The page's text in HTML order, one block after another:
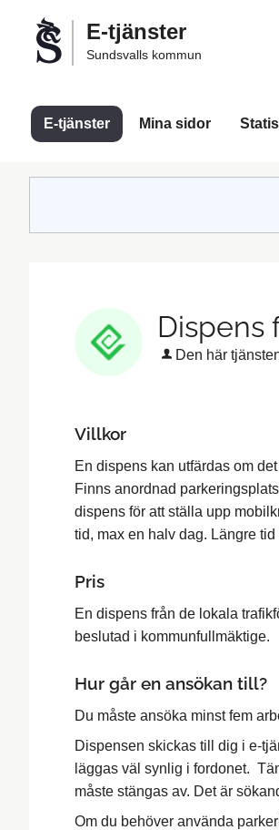
Välkommen
Sundsvalls
tjänster
E-tjänster
Sundsvalls kommun
E-tjänster Mina sidor
Dispens
Den här
Villkor
En dispens kan utfärdas om
Finns anordnad
dispens för att ställa upp
tid, max en halv dag. Längre
Pris
En dispens från de lokala
beslutad i kommunfullmäktige.
Hur går en ansökan till?
Du måste ansöka minst fem
Dispensen skickas till dig i e-
läggas väl synlig i fordonet.
måste stängas av. Det är
Om du behöver använda